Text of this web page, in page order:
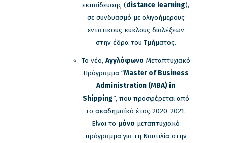
εκπαίδευσης (distance learning),
σε συνδυασμό με ολιγοήμερους
εντατικούς κύκλους διαλέξεων
στην έδρα του Τμήματος.
Το νέο, Αγγλόφωνο Μεταπτυχιακό
Πρόγραμμα “Master of Business
Administration (MBA) in
Shipping”, που προσφέρεται από
το ακαδημαϊκό έτος 2020-2021.
Είναι το μόνο μεταπτυχιακό
πρόγραμμα για τη Ναυτιλία στην